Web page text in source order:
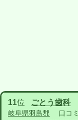
11位 ごとう歯科
岐阜県羽島郡 口コミ